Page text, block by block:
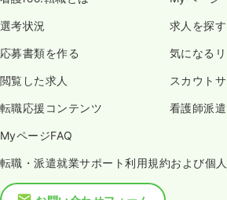
選考状況 求人を探す
応募書類を作る 気になる
閲覧した求人 スカウト
転職応援コンテンツ 看護師派遣
MyページFAQ
転職・派遣就業サポート利用規約および個